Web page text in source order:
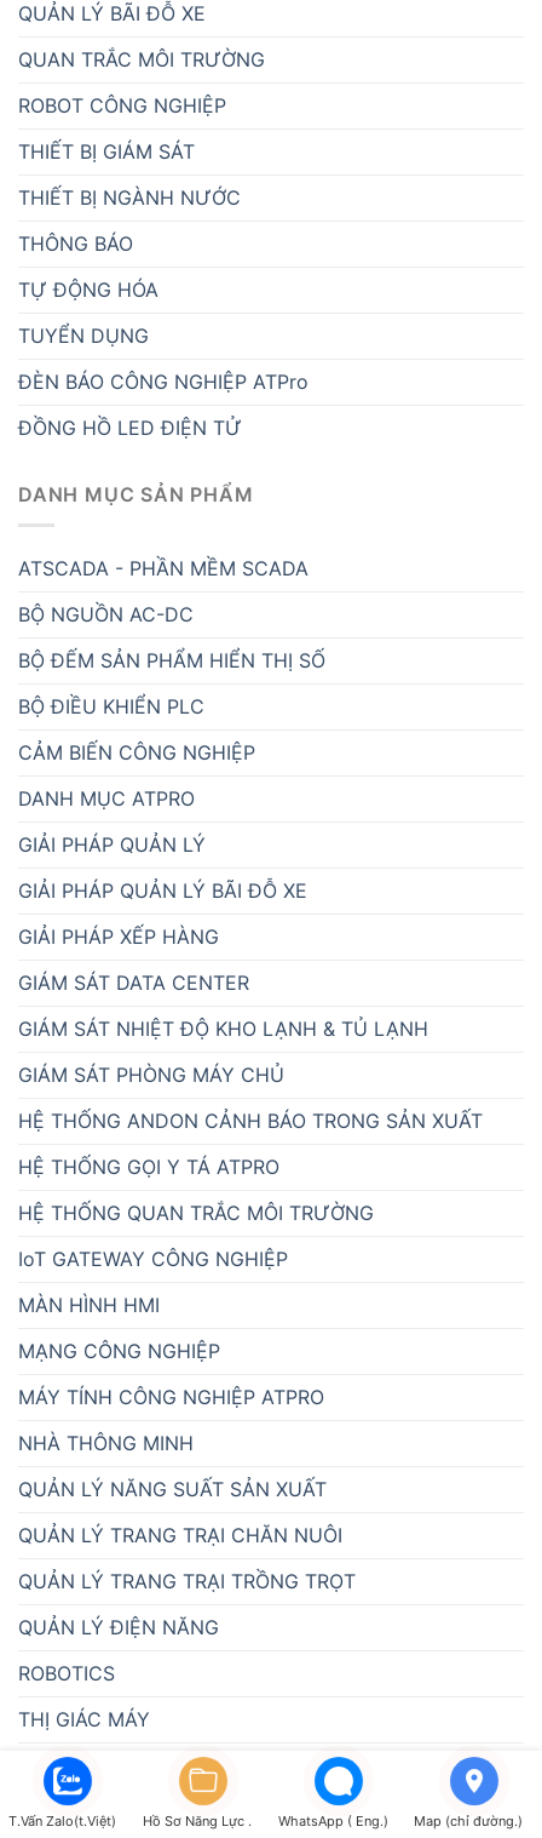
QUẢN LÝ BÃI ĐỖ XE
QUAN TRẮC MÔI TRƯỜNG
ROBOT CÔNG NGHIỆP
THIẾT BỊ GIÁM SÁT
THIẾT BỊ NGÀNH NƯỚC
THÔNG BÁO
TỰ ĐỘNG HÓA
TUYỂN DỤNG
ĐÈN BÁO CÔNG NGHIỆP ATPro
ĐỒNG HỒ LED ĐIỆN TỬ
DANH MỤC SẢN PHẨM
ATSCADA - PHẦN MỀM SCADA
BỘ NGUỒN AC-DC
BỘ ĐẾM SẢN PHẨM HIỂN THỊ SỐ
BỘ ĐIỀU KHIỂN PLC
CẢM BIẾN CÔNG NGHIỆP
DANH MỤC ATPRO
GIẢI PHÁP QUẢN LÝ
GIẢI PHÁP QUẢN LÝ BÃI ĐỖ XE
GIẢI PHÁP XẾP HÀNG
GIÁM SÁT DATA CENTER
GIÁM SÁT NHIỆT ĐỘ KHO LẠNH & TỦ LẠNH
GIÁM SÁT PHÒNG MÁY CHỦ
HỆ THỐNG ANDON CẢNH BÁO TRONG SẢN XUẤT
HỆ THỐNG GỌI Y TÁ ATPRO
HỆ THỐNG QUAN TRẮC MÔI TRƯỜNG
IoT GATEWAY CÔNG NGHIỆP
MÀN HÌNH HMI
MẠNG CÔNG NGHIỆP
MÁY TÍNH CÔNG NGHIỆP ATPRO
NHÀ THÔNG MINH
QUẢN LÝ NĂNG SUẤT SẢN XUẤT
QUẢN LÝ TRANG TRẠI CHĂN NUÔI
QUẢN LÝ TRANG TRẠI TRỒNG TRỌT
QUẢN LÝ ĐIỆN NĂNG
ROBOTICS
THỊ GIÁC MÁY
THIẾT BỊ GIÁM SÁT NHIỆT ĐỘ ĐỘ ẨM MÔI TRƯỜNG
VALVE-THIẾT BỊ NGÀNH NƯỚC
T.Vấn Zalo(t.Việt) Hồ Sơ Năng Lực . WhatsApp ( Eng.) Map (chỉ đường.)